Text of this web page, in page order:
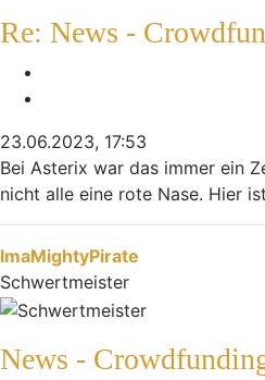
Re: News -
23.06.2023, 17:53
Bei Asterix war das immer ein
nicht alle eine rote Nase. Hier
Nach oben
ImaMightyPirate
Schwertmeister
News -